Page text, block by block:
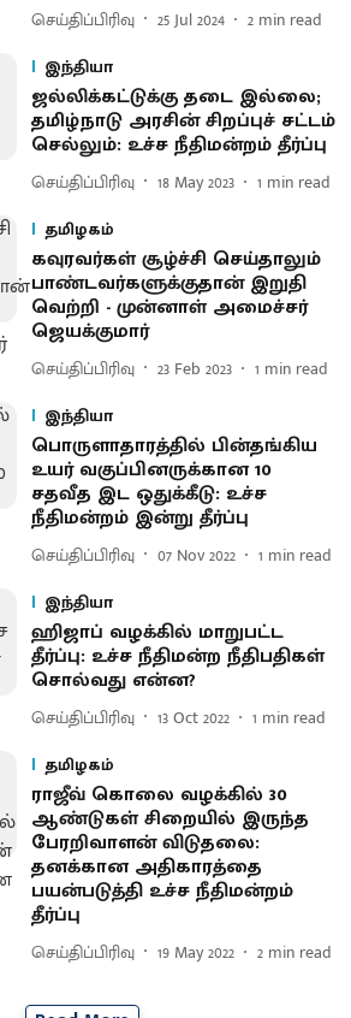
செய்திப்பிரிவு 25 Jul 2024 2 min read
இந்தியா
ஜல்லிக்கட்டுக்கு தடை இல்லை;
தமிழ்நாடு அரசின் சிறப்புச் சட்டம்
செல்லும்: உச்ச நீதிமன்றம் தீர்ப்பு
செய்திப்பிரிவு 18 May 2023 1 min read
தமிழகம்
கவுரவர்கள் சூழ்ச்சி செய்தாலும்
பாண்டவர்களுக்குதான் இறுதி
வெற்றி - முன்னாள் அமைச்சர்
ஜெயக்குமார்
செய்திப்பிரிவு 23 Feb 2023 1 min read
இந்தியா
பொருளாதாரத்தில் பின்தங்கிய
உயர் வகுப்பினருக்கான 10
சதவீத இட ஒதுக்கீடு: உச்ச
நீதிமன்றம் இன்று தீர்ப்பு
செய்திப்பிரிவு 07 Nov 2022 1 min read
இந்தியா
ஹிஜாப் வழக்கில் மாறுபட்ட
தீர்ப்பு: உச்ச நீதிமன்ற நீதிபதிகள்
சொல்வது என்ன?
செய்திப்பிரிவு 13 Oct 2022 1 min read
தமிழகம்
ராஜீவ் கொலை வழக்கில் 30
ஆண்டுகள் சிறையில் இருந்த
பேரறிவாளன் விடுதலை:
தனக்கான அதிகாரத்தை
பயன்படுத்தி உச்ச நீதிமன்றம்
தீர்ப்பு
செய்திப்பிரிவு 19 May 2022 2 min read